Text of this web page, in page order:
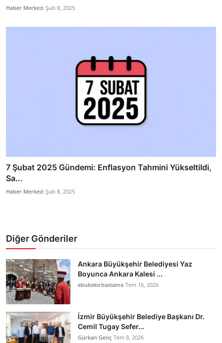
Haber Merkezi Şub 8, 2025
7 Şubat 2025 Gündemi: Enflasyon Tahmini Yükseltildi,
Sa...
Haber Merkezi Şub 8, 2025
Diğer Gönderiler
Ankara Büyükşehir Belediyesi Yaz
Boyunca Ankara Kalesi ...
ebubekirbastama Tem 16, 2026
İzmir Büyükşehir Belediye Başkanı Dr.
Cemil Tugay Sefer...
Gürkan Genç Tem 9, 2026